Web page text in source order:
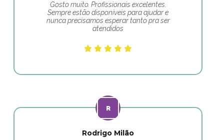
Gosto muito. Profissionais excelentes.
Sempre estão disponíveis para ajudar e
nunca precisamos esperar tanto pra ser
atendidos
Rodrigo Milão